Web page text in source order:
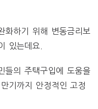
화하기 위해 변동금리보
있는데요.
들의 주택구입에 도움을
기까지 안정적인 고정